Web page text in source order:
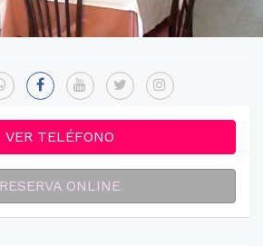
VER TELÉFONO
RESERVA ONLINE